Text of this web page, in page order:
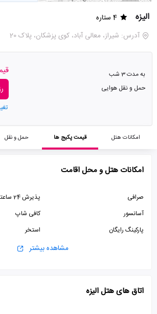
الیزه
4 ستاره
آدرس: شیراز، معالی آباد، کوی پزشکان، پلاک 20
به مدت 3 شب
حمل و نقل هوایی
امکانات هتل قیمت پکیج ها حمل و نقل
امکانات هتل و محل اقامت
صرافی
پذیرش 24 ساعته
آسانسور
کافی شاپ
پارکینگ رایگان
استخر
سرویس فرنگیمشاهده بیشتر
اتاق های هتل الیزه